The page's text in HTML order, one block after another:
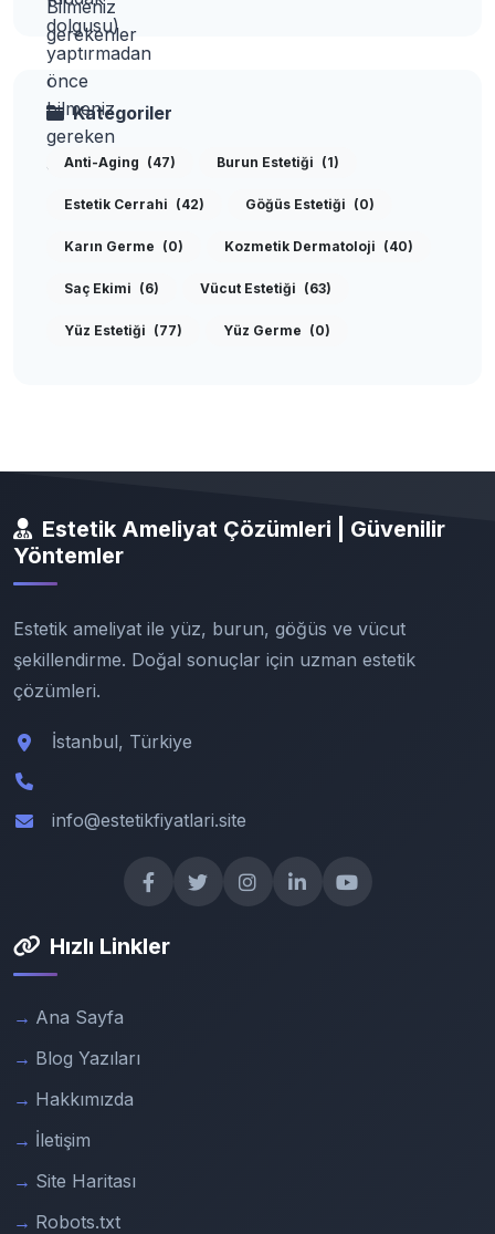
Kategoriler
Anti-Aging (47) Burun Estetiği (1)
Estetik Cerrahi (42) Göğüs Estetiği (0)
Karın Germe (0) Kozmetik Dermatoloji (40)
Saç Ekimi (6) Vücut Estetiği (63)
Yüz Estetiği (77) Yüz Germe (0)
Estetik Ameliyat Çözümleri | Güvenilir
Yöntemler
Estetik ameliyat ile yüz, burun, göğüs ve vücut
şekillendirme. Doğal sonuçlar için uzman estetik
çözümleri.
İstanbul, Türkiye
info@estetikfiyatlari.site
Hızlı Linkler
Ana Sayfa
Blog Yazıları
Hakkımızda
İletişim
Site Haritası
Robots.txt